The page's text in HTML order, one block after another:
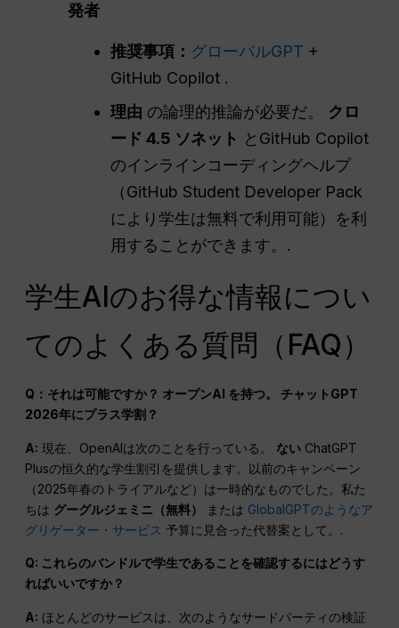
発者
推奨事項： グローバルGPT +
GitHub Copilot .
理由 の論理的推論が必要だ。 クロ
ード 4.5 ソネット とGitHub Copilot
のインラインコーディングヘルプ
（GitHub Student Developer Pack
により学生は無料で利用可能）を利
用することができます。.
学生AIのお得な情報につい
てのよくある質問（FAQ）
Q：それは可能ですか？ オープンAI を持つ。 チャットGPT
2026年にプラス学割？
A: 現在、OpenAIは次のことを行っている。 ない ChatGPT
Plusの恒久的な学生割引を提供します。以前のキャンペーン
（2025年春のトライアルなど）は一時的なものでした。私た
ちは グーグルジェミニ（無料） または GlobalGPTのようなア
グリゲーター・サービス 予算に見合った代替案として。.
Q: これらのバンドルで学生であることを確認するにはどうす
ればいいですか？
A: ほとんどのサービスは、次のようなサードパーティの検証